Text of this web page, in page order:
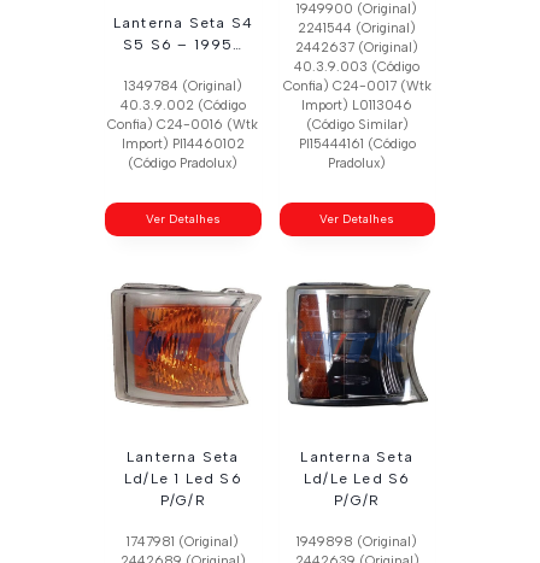
Lanterna Seta S4
S5 S6 – 1995…
1349784 (Original)
40.3.9.002 (Código
Confia) C24-0016 (Wtk
Import) Pl14460102
(Código Pradolux)
Ver Detalhes
1949900 (Original)
2241544 (Original)
2442637 (Original)
40.3.9.003 (Código
Confia) C24-0017 (Wtk
Import) L0113046
(Código Similar)
Pl15444161 (Código
Pradolux)
Ver Detalhes
Lanterna Seta
Ld/Le 1 Led S6
P/G/R
1747981 (Original)
Lanterna Seta
Ld/Le Led S6
P/G/R
1949898 (Original)